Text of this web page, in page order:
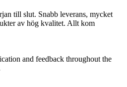
till slut. Snabb leverans, mycket
av hög kvalitet. Allt kom
and feedback throughout the